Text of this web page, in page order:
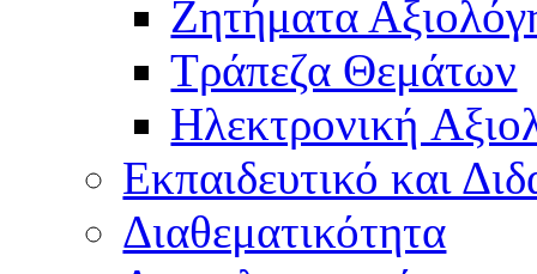
Ζητήματα
Τράπεζα Θεμάτων
Hλεκτρονική
Εκπαιδευτικό και
Διαθεματικότητα